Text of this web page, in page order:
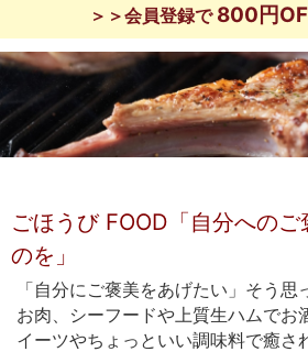
＞＞会員登録で 800円
ごほうび FOOD「自分へのご
のを」
「自分にご褒美をあげたい」そう思
お肉、シーフードや上質生ハムでお
イーツやちょっといい調味料で癒さ